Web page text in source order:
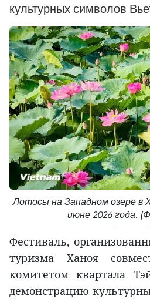
культурных символов
Лотосы на Западном озере в
июне 2026 года.
Фестиваль,
туризма Ханоя
комитетом квартала
демонстрацию